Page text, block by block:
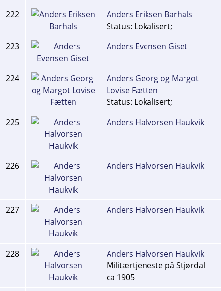
222
Anders Eriksen Barhals
Status: Lokalisert;
223
Anders Evensen Giset
224
Anders Georg og Margot
Lovise Fætten
Status: Lokalisert;
225
Anders Halvorsen Haukvik
226 Anders Halvorsen Haukvik
227 Anders Halvorsen Haukvik
228
Anders Halvorsen Haukvik
Militærtjeneste på Stjørdal
ca 1905